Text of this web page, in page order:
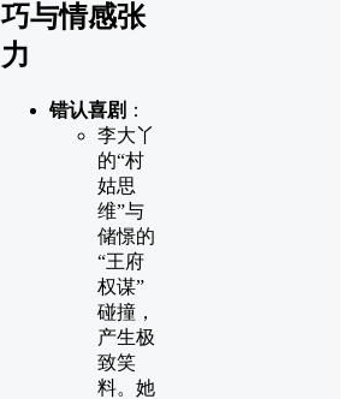
巧与情感张
力
错认喜剧 ：
李大丫
的“村
姑思
维”与
储憬的
“王府
权谋”
碰撞，
产生极
致笑
料。她